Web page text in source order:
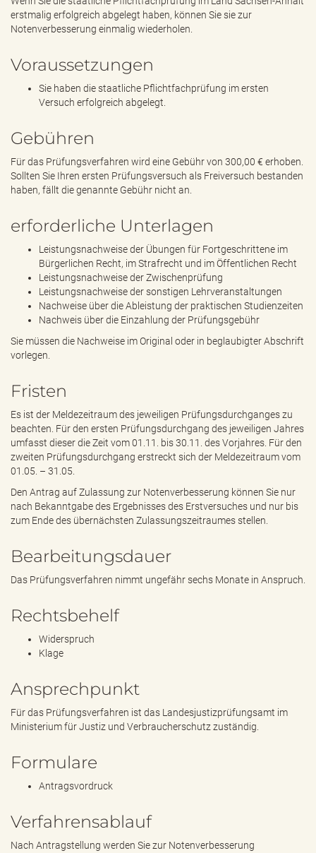
erstmalig erfolgreich abgelegt haben, können Sie sie zur
Notenverbesserung einmalig wiederholen.
Voraussetzungen
Sie haben die staatliche Pflichtfachprüfung im ersten
Versuch erfolgreich abgelegt.
Gebühren
Für das Prüfungsverfahren wird eine Gebühr von 300,00 € erhoben.
Sollten Sie Ihren ersten Prüfungsversuch als Freiversuch bestanden
haben, fällt die genannte Gebühr nicht an.
erforderliche Unterlagen
Leistungsnachweise der Übungen für Fortgeschrittene im
Bürgerlichen Recht, im Strafrecht und im Öffentlichen Recht
Leistungsnachweise der Zwischenprüfung
Leistungsnachweise der sonstigen Lehrveranstaltungen
Nachweise über die Ableistung der praktischen Studienzeiten
Nachweis über die Einzahlung der Prüfungsgebühr
Sie müssen die Nachweise im Original oder in beglaubigter Abschrift
vorlegen.
Fristen
Es ist der Meldezeitraum des jeweiligen Prüfungsdurchganges zu
beachten. Für den ersten Prüfungsdurchgang des jeweiligen Jahres
umfasst dieser die Zeit vom 01.11. bis 30.11. des Vorjahres. Für den
zweiten Prüfungsdurchgang erstreckt sich der Meldezeitraum vom
01.05. – 31.05.
Den Antrag auf Zulassung zur Notenverbesserung können Sie nur
nach Bekanntgabe des Ergebnisses des Erstversuches und nur bis
zum Ende des übernächsten Zulassungszeitraumes stellen.
Bearbeitungsdauer
Das Prüfungsverfahren nimmt ungefähr sechs Monate in Anspruch.
Rechtsbehelf
Widerspruch
Klage
Ansprechpunkt
Für das Prüfungsverfahren ist das Landesjustizprüfungsamt im
Ministerium für Justiz und Verbraucherschutz zuständig.
Formulare
Antragsvordruck
Verfahrensablauf
Nach Antragstellung werden Sie zur Notenverbesserung